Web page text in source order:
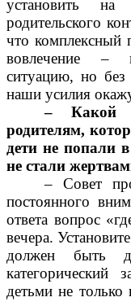
установить на
родительского
что комплексный
вовлечение –
ситуацию, но без
наши усилия
– Какой
родителям,
дети не попали
не стали
– Совет
постоянного
ответа вопрос
вечера.
должен быть
детьми не